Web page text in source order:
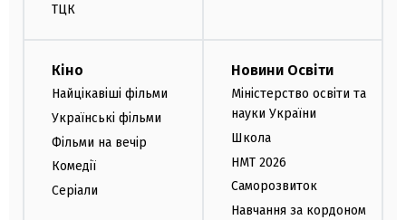
ТЦК
Кіно
Найцікавіші фільми
Українські фільми
Фільми на вечір
Комедії
Серіали
Новини Освіти
Міністерство освіти та
науки України
Школа
НМТ 2026
Саморозвиток
Навчання за кордоном